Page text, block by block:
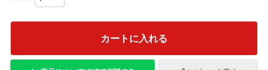
カートに入れる